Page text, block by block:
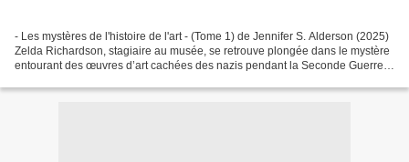
- Les mystères de l'histoire de l'art - (Tome 1) de Jennifer S. Alderson (2025)
Zelda Richardson, stagiaire au musée, se retrouve plongée dans le mystère
entourant des œuvres d’art cachées des nazis pendant la Seconde Guerre